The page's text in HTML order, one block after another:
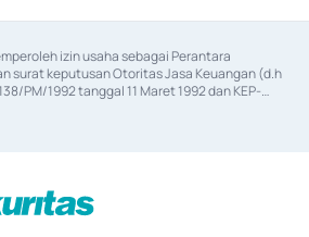
izin usaha sebagai Perantara
surat keputusan Otoritas Jasa Keuangan (d.h
PM/1992 tanggal 11 Maret 1992 dan KEP-
2014, izin usaha sebagai Penjamin Emisi
Otoritas Jasa Keuangan Nomor KEP-
Otoritas Jasa Keuangan Nomor S-
2017, dan beberapa izin usaha lainnya